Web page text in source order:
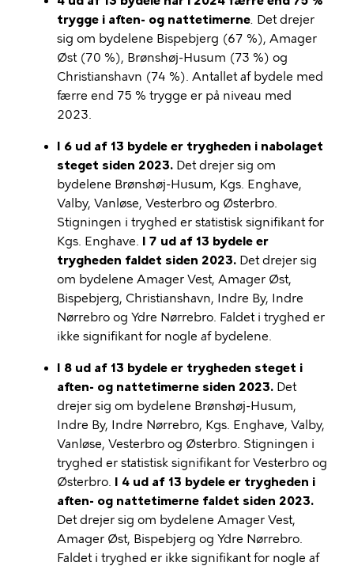
trygge i aften- og nattetimerne. Det drejer
sig om bydelene Bispebjerg (67 %), Amager
Øst (70 %), Brønshøj-Husum (73 %) og
Christianshavn (74 %). Antallet af bydele med
færre end 75 % trygge er på niveau med
2023.
I 6 ud af 13 bydele er trygheden i nabolaget
steget siden 2023. Det drejer sig om
bydelene Brønshøj-Husum, Kgs. Enghave,
Valby, Vanløse, Vesterbro og Østerbro.
Stigningen i tryghed er statistisk signifikant for
Kgs. Enghave. I 7 ud af 13 bydele er
trygheden faldet siden 2023. Det drejer sig
om bydelene Amager Vest, Amager Øst,
Bispebjerg, Christianshavn, Indre By, Indre
Nørrebro og Ydre Nørrebro. Faldet i tryghed er
ikke signifikant for nogle af bydelene.
I 8 ud af 13 bydele er trygheden steget i
aften- og nattetimerne siden 2023. Det
drejer sig om bydelene Brønshøj-Husum,
Indre By, Indre Nørrebro, Kgs. Enghave, Valby,
Vanløse, Vesterbro og Østerbro. Stigningen i
tryghed er statistisk signifikant for Vesterbro og
Østerbro. I 4 ud af 13 bydele er trygheden i
aften- og nattetimerne faldet siden 2023.
Det drejer sig om bydelene Amager Vest,
Amager Øst, Bispebjerg og Ydre Nørrebro.
Faldet i tryghed er ikke signifikant for nogle af